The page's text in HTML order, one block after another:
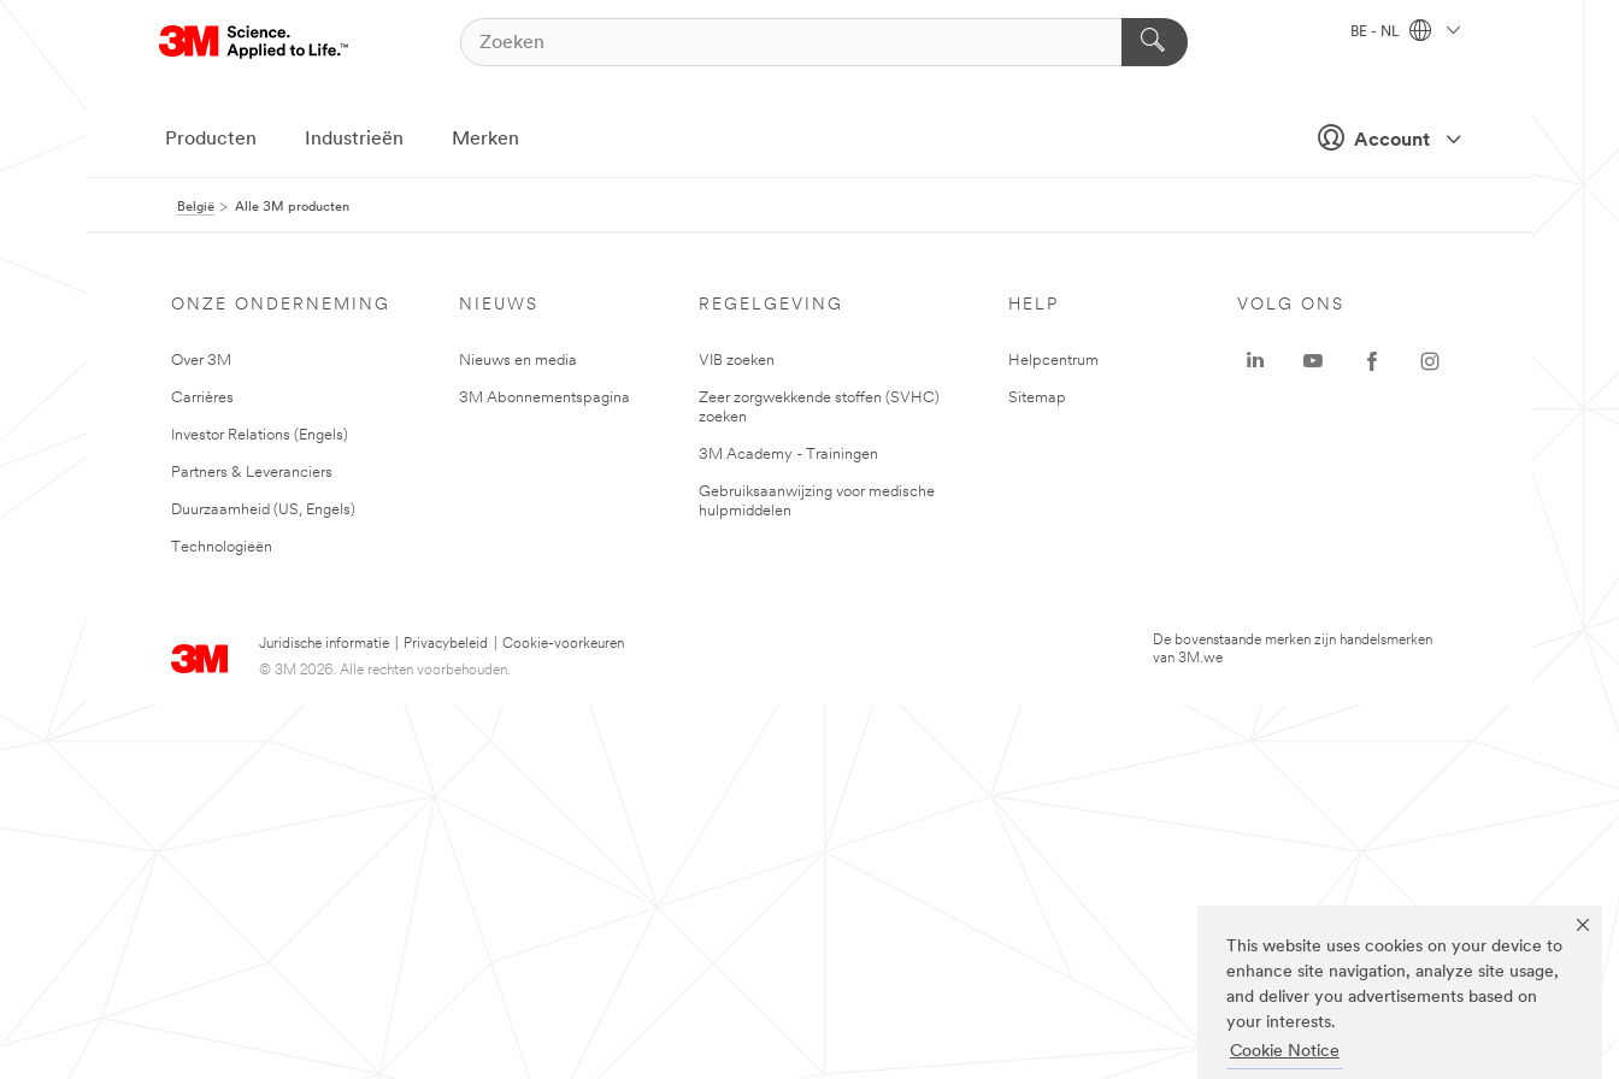
This website uses cookies on your device to
enhance site navigation, analyze site usage,
and deliver you advertisements based on
your interests.
Cookie Notice
Account
BE - NL
Producten Industrieën Merken
België Alle 3M producten
ONZE ONDERNEMING
Over 3M
Carrières
Investor Relations (Engels)
Partners & Leveranciers
Duurzaamheid (US, Engels)
Technologieën
NIEUWS
Nieuws en media
3M Abonnementspagina
REGELGEVING
VIB zoeken
Zeer zorgwekkende stoffen (SVHC)
zoeken
3M Academy - Trainingen
Gebruiksaanwijzing voor medische
hulpmiddelen
HELP
Helpcentrum
Sitemap
Juridische informatie Privacybeleid
Cookie-voorkeuren
© 3M 2026. Alle rechten voorbehouden.
VOLG ONS
De bovenstaande merken zijn handelsmerken
van 3M.we